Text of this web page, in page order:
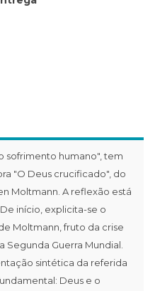
sofrimento humano", tem
"O Deus crucificado", do
Moltmann. A reflexão está
início, explicita-se o
Moltmann, fruto da crise
Guerra Mundial.
sintética da referida
Deus e o